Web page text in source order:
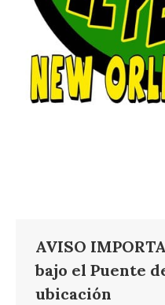
AVISO
bajo el Puente
ubicación